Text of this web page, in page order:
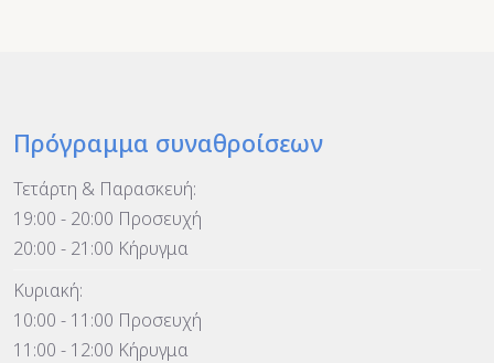
Πρόγραμμα συναθροίσεων
Τετάρτη & Παρασκευή:
19:00 - 20:00 Προσευχή
20:00 - 21:00 Κήρυγμα
Κυριακή:
10:00 - 11:00 Προσευχή
11:00 - 12:00 Κήρυγμα